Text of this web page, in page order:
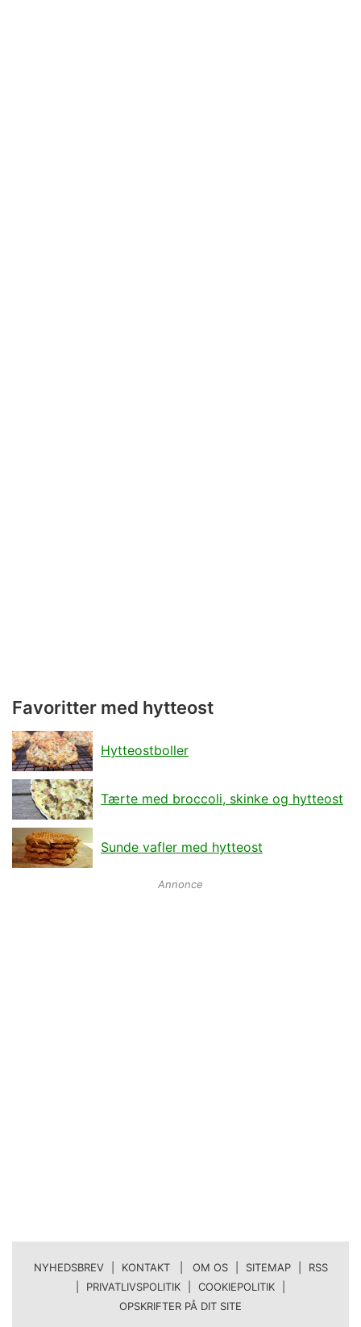
Favoritter med hytteost
Hytteostboller
Tærte med broccoli, skinke og hytteost
Sunde vafler med hytteost
Annonce
NYHEDSBREV KONTAKT | OM OS SITEMAP
RSS
PRIVATLIVSPOLITIK COOKIEPOLITIK
OPSKRIFTER PÅ DIT SITE